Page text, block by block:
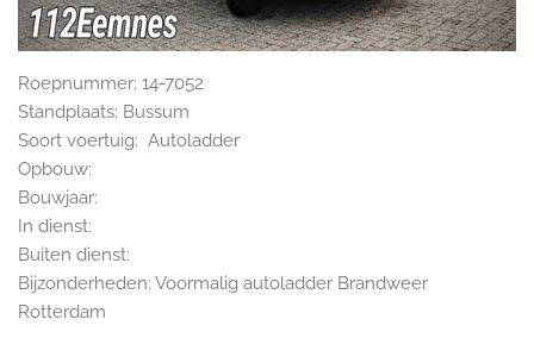
Roepnummer: 14-7052
Standplaats: Bussum
Soort voertuig: Autoladder
Opbouw:
Bouwjaar:
In dienst:
Buiten dienst:
Bijzonderheden: Voormalig autoladder Brandweer
Rotterdam